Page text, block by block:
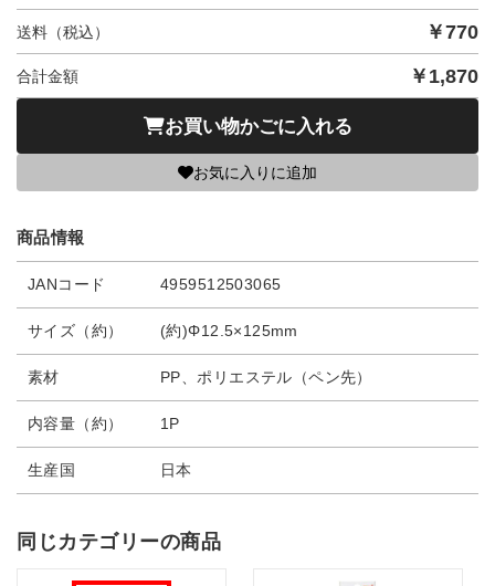
送料（税込） ￥770
合計金額 ￥ 1,870
お買い物かごに入れる
お気に入りに追加
商品情報
JANコード 4959512503065
サイズ（約） (約)Φ12.5×125mm
素材 PP、ポリエステル（ペン先）
内容量（約） 1P
生産国 日本
同じカテゴリーの商品